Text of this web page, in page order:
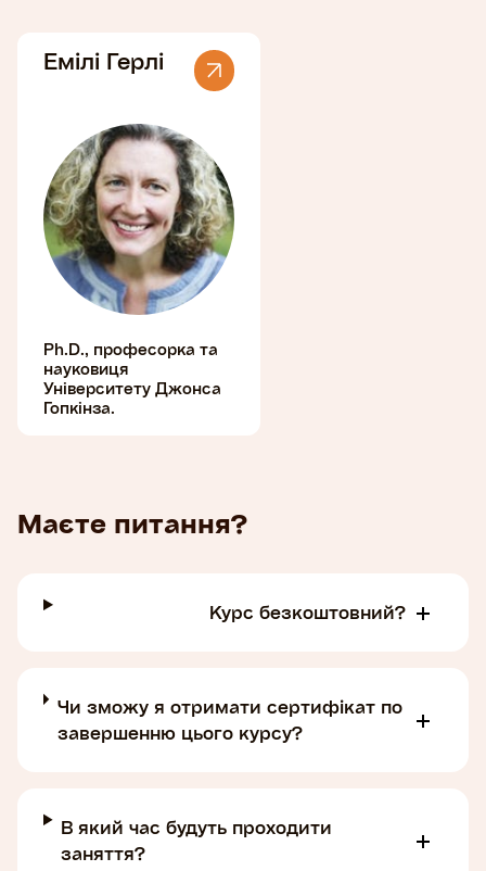
Емілі Герлі
Ph.D., професорка та
науковиця
Університету Джонса
Гопкінза.
Маєте питання?
Курс безкоштовний?
Чи зможу я отримати сертифікат по
завершенню цього курсу?
В який час будуть проходити
заняття?